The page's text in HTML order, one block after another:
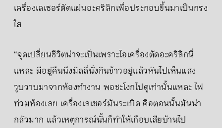
เครื่องเลเซอร์ตัดแผ่นอะคริลิกเพื่อประกอบขึ้นมาเป็นกรง
ใส
“จุดเปลี่ยนชีวิตน่าจะเป็นเพราะไอเครื่องตัดอะคริลิกนี่
แหละ มีอยู่คืนนึงมิลลี่นั่งกินข้าวอยู่แล้วหันไปเห็นแสง
วูบวาบมาจากห้องทำงาน พอชะโงกไปดูเท่านั้นแหละ ไฟ
ท่วมห้องเลย เครื่องเลเซอร์มันระเบิด คือตอนนั้นมันน่า
กลัวมาก แล้วเหตุการณ์นั้นก็ทำให้เกือบเสียบ้านไป